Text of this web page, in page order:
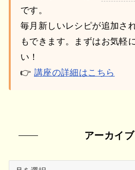
です。
毎月新しいレシピが追加さ
もできます。まずはお気軽
い！
👉 講座の詳細はこちら
アーカイブ